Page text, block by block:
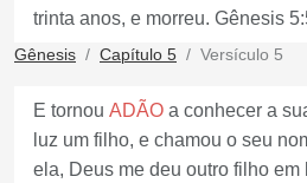
trinta anos, e morreu. Gênesis
Gênesis Capítulo 5 Versículo 5
E tornou ADÃO a conhecer a
luz um filho, e chamou o seu
ela, Deus me deu outro filho em